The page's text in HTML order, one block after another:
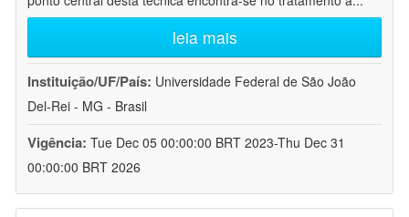
leia mais
Instituição/UF/País: Universidade Federal de São João
Del-Rei - MG - Brasil
Vigência: Tue Dec 05 00:00:00 BRT 2023-Thu Dec 31
00:00:00 BRT 2026